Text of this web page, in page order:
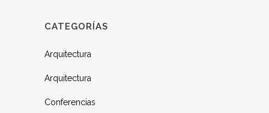
CATEGORÍAS
Arquitectura
Arquitectura
Conferencias